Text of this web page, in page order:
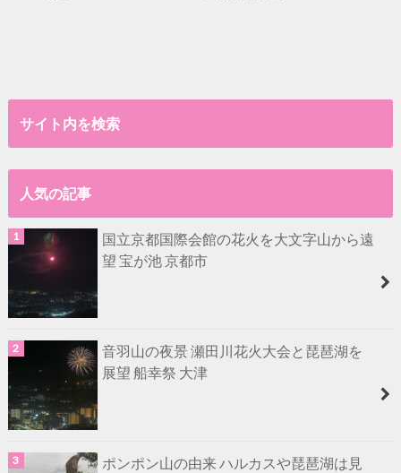
サイト内を検索
人気の記事
国立京都国際会館の花火を大文字山から遠
望 宝が池 京都市
音羽山の夜景 瀬田川花火大会と琵琶湖を
展望 船幸祭 大津
ポンポン山の由来 ハルカスや琵琶湖は見